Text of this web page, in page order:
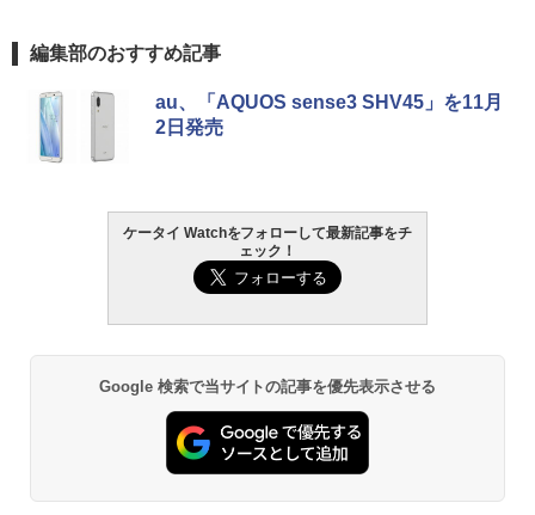
編集部のおすすめ記事
au、「AQUOS sense3 SHV45」を11月
2日発売
ケータイ Watchをフォローして最新記事をチ
ェック！
Google 検索で当サイトの記事を優先表示させる